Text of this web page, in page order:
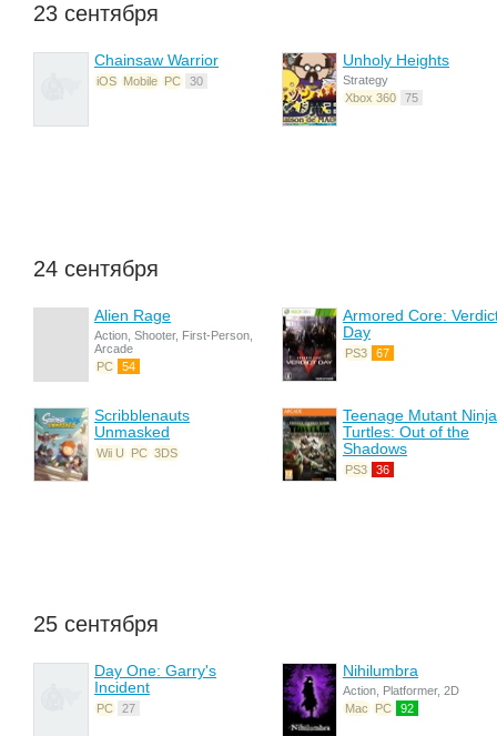
23 сентября
Chainsaw Warrior
iOS Mobile PC 30
Unholy Heights
Strategy
Xbox 360
75
24 сентября
Alien Rage
Action, Shooter, First-Person,
Arcade
PC
54
Armored Core:
Day
PS3 67
Scribblenauts
Unmasked
Wii U PC 3DS
Teenage Mutant Ninja
Turtles: Out of the
Shadows
PS3 36
25 сентября
Day One: Garry's
Incident
PC 27
Nihilumbra
Action, Platformer, 2D
Mac
PC 92